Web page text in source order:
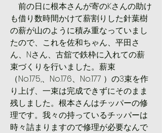
前の日に根本さんが寄のKさんの助け
も借り数時間かけて薪割りした針葉樹
の薪が山のように積み重なっていまし
たので、これを佐和ちゃん、平田さ
ん、Nさん、古舘で鉄枠に入れての薪
束づくりを行いました。薪束
（No.175,、No.176、No.177 ）の3束を作
り上げ、一束は完成できずにそのまま
残しました。根本さんはチッパーの修
理です。我々の持っているチッパーは
時々詰まりますので修理が必要なんで